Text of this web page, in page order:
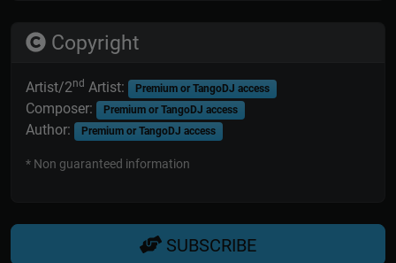
Copyright
Artist/2nd Artist: Premium or TangoDJ access
Composer: Premium or TangoDJ access
Author: Premium or TangoDJ access
* Non guaranteed information
SUBSCRIBE